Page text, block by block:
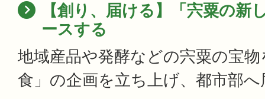
【創り、届ける】「宍粟の新
ースする
地域産品や発酵などの宍粟の宝
食」の企画を立ち上げ、都市部